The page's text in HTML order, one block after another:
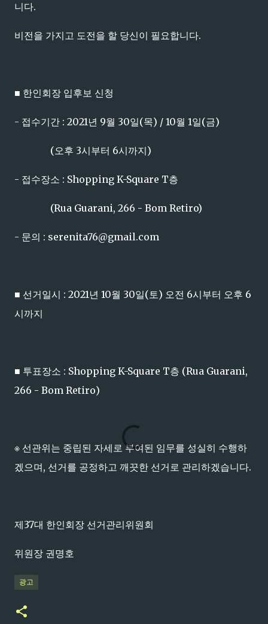
니다.
비전을 가지고 도전을 할 당신이 필요합니다.
■ 한인회장 입후보 신청
- 접수기간 : 2021년 9월 30일(목) / 10월 1일(금)
(오후 3시부터 6시까지)
- 접수장소 : Shopping K-Square T층
(Rua Guarani, 266 - Bom Retiro)
- 문의 : serenita76@gmail.com
■ 선거일시 : 2021년 10월 30일(토) 오전 6시부터 오후 6
시까지
■ 투표장소 : Shopping K-Square T층 (Rua Guarani,
266 - Bom Retiro)
※ 선관위는 중립된 자세로 부여된 임무를 성실히 수행하
겠으며, 선거를 공정하고 깨끗한 선거로 관리하겠습니다.
제37대 한인회장 선거관리위원회
위원장 권명호
광고